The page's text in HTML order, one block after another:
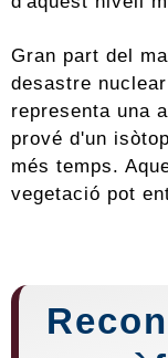
Gran part del
desastre
representa una
prové d'un
més temps.
vegetació pot